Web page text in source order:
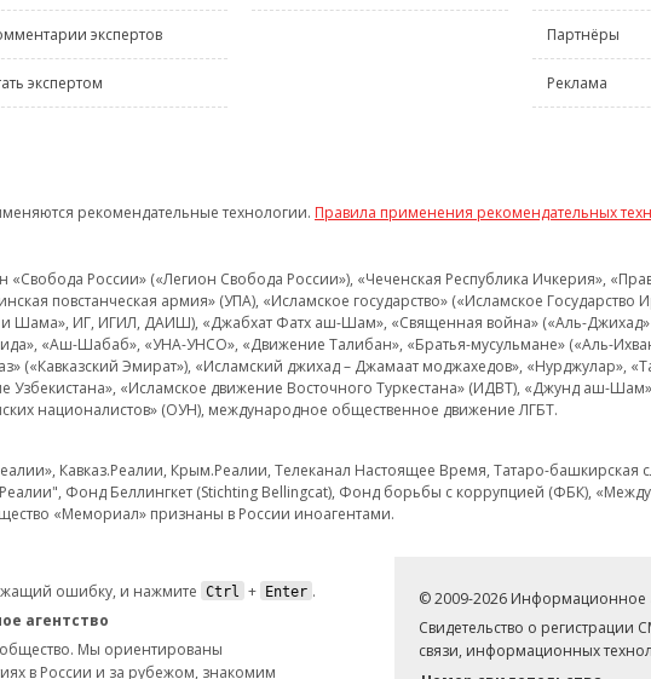
экспертов
экспертом
Партнёры
Реклама
рекомендательные технологии. Правила применения рекомендательных
России» («Легион Свобода России»), «Чеченская Республика Ичкерия»,
повстанческая армия» (УПА), «Исламское государство» («Исламское
и Шама», ИГ, ИГИЛ, ДАИШ), «Джабхат Фатх аш-Шам», «Священная война» («Аль-Джихад»
«Аш-Шабаб», «УНА-УНСО», «Движение Талибан», «Братья-мусульмане» («Аль-
(«Кавказский Эмират»), «Исламский джихад – Джамаат моджахедов», «Нурджулар»,
Узбекистана», «Исламское движение Восточного Туркестана» (ИДВТ), «Джунд аш-
националистов» (ОУН), международное общественное движение ЛГБТ.
Кавказ.Реалии, Крым.Реалии, Телеканал Настоящее Время, Татаро-
Фонд Беллингкет (Stichting Bellingcat), Фонд борьбы с коррупцией (ФБК),
«Мемориал» признаны в России иноагентами.
ошибку, и нажмите Ctrl + Enter .
агентство
Мы ориентированы
в России и за рубежом, знакомим
© 2009-2026 Информационное
Свидетельство о
связи, информационных